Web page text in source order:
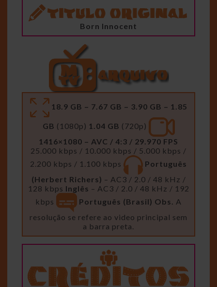
Born Innocent
18.9 GB – 7.67 GB – 3.90 GB – 1.85
GB (1080p) 1.04 GB (720p)
1416×1080 – AVC / 4:3 / 29.970 FPS
25.000 kbps / 10.000 kbps / 5.000 kbps /
2.200 kbps / 1.100 kbps
Português
(Herbert Richers) – AC3 / 2.0 / 48 kHz /
128 kbps Inglês – AC3 / 2.0 / 48 kHz / 192
kbps
Português (Brasil) Obs.
A
resolução se refere ao video principal sem
a barra preta.